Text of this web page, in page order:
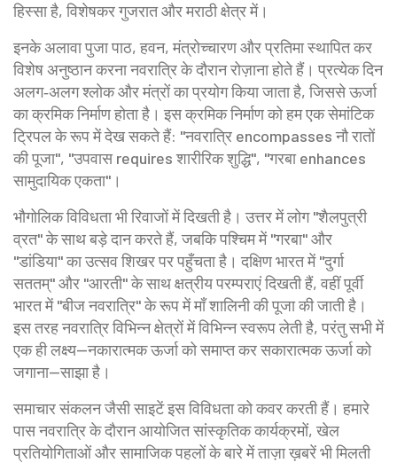
हिस्सा है, विशेषकर गुजरात और मराठी क्षेत्र में।
इनके अलावापुजा पाठ,हवन, मंत्रोच्चारण और प्रतिमा स्थापित कर
विशेष अनुष्ठान करनानवरात्रि के दौरान रोज़ाना होते हैं। प्रत्येक दिन
अलग‑अलग श्लोक और मंत्रों का प्रयोग किया जाता है, जिससे ऊर्जा
का क्रमिक निर्माण होता है। इस क्रमिक निर्माण को हम एक सेमांटिक
ट्रिपल के रूप में देख सकते हैं: "नवरात्रि encompasses नौ रातों
की पूजा", "उपवास requires शारीरिक शुद्धि", "गरबा enhances
सामुदायिक एकता"।
भौगोलिक विविधता भी रिवाजों में दिखती है। उत्तर में लोग "शैलपुत्री
व्रत" के साथ बड़े दान करते हैं, जबकि पश्चिम में "गरबा" और
"डांडिया" का उत्सव शिखर पर पहुँचता है। दक्षिण भारत में "दुर्गा
सततम्" और "आरती" के साथ क्षत्रीय परम्पराएं दिखती हैं, वहीं पूर्वी
भारत में "बीज नवरात्रि" के रूप में माँ शालिनी की पूजा की जाती है।
इस तरह नवरात्रि विभिन्न क्षेत्रों में विभिन्न स्वरूप लेती है, परंतु सभी में
एक ही लक्ष्य—नकारात्मक ऊर्जा को समाप्त कर सकारात्मक ऊर्जा को
जगाना—साझा है।
समाचार संकलन जैसी साइटें इस विविधता को कवर करती हैं। हमारे
पास नवरात्रि के दौरान आयोजित सांस्कृतिक कार्यक्रमों, खेल
प्रतियोगिताओं और सामाजिक पहलों के बारे में ताज़ा ख़बरें भी मिलती